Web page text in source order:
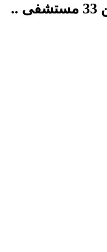
اللاعب الخلوق رياض محرز. يعلن افتتاح الجمعية الخيرية رقم 64 حول الجزائر .عدا عدة مطاعم لمساعدة الفقراء وأكثر من 33 مستشفى ..